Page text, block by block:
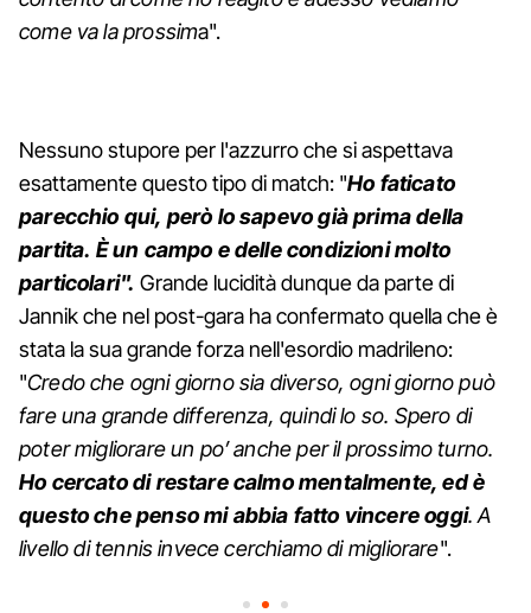
come va la prossima".
Nessuno stupore per l'azzurro che si aspettava
esattamente questo tipo di match: "Ho faticato
parecchio qui, però lo sapevo già prima della
partita. È un campo e delle condizioni molto
particolari". Grande lucidità dunque da parte di
Jannik che nel post-gara ha confermato quella che è
stata la sua grande forza nell'esordio madrileno:
"Credo che ogni giorno sia diverso, ogni giorno può
fare una grande differenza, quindi lo so. Spero di
poter migliorare un po’ anche per il prossimo turno.
Ho cercato di restare calmo mentalmente, ed è
questo che penso mi abbia fatto vincere oggi. A
livello di tennis invece cerchiamo di migliorare".